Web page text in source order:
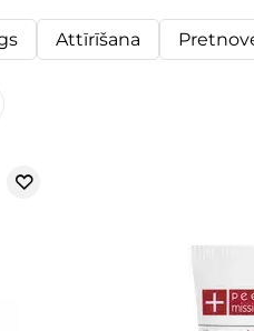
Attīrīšana